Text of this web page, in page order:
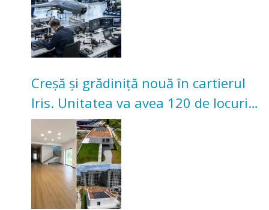
Creșă și grădiniță nouă în cartierul
Iris. Unitatea va avea 120 de locuri
pentru copii